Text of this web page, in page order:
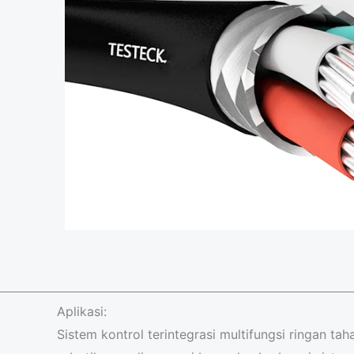
Aplikasi:
Sistem kontrol terintegrasi multifungsi ringan